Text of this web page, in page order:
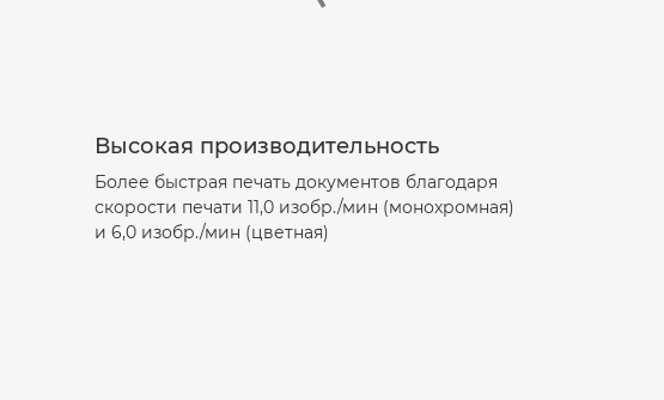
Высокая производительность
Более быстрая печать документов благодаря
скорости печати 11,0 изобр./мин (монохромная)
и 6,0 изобр./мин (цветная)